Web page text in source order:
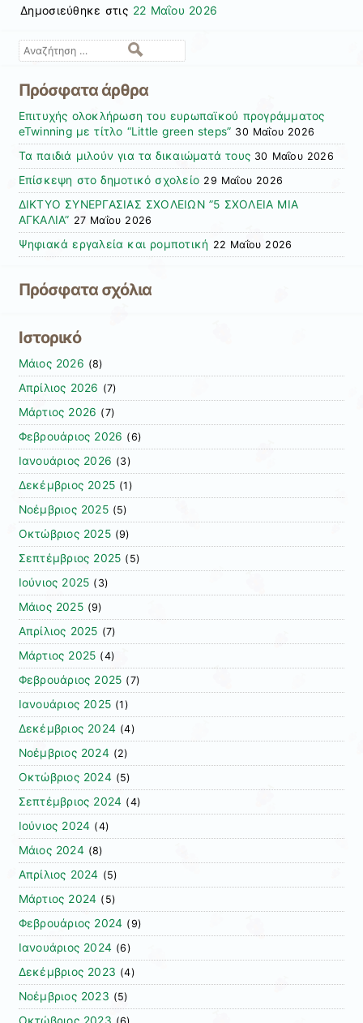
Δημοσιεύθηκε στις 22 Μαΐου 2026
Αναζήτηση
Πρόσφατα άρθρα
Επιτυχής ολοκλήρωση του ευρωπαϊκού προγράμματος
eTwinning με τίτλο “Little green steps” 30 Μαΐου 2026
Τα παιδιά μιλούν για τα δικαιώματά τους 30 Μαΐου 2026
Επίσκεψη στο δημοτικό σχολείο 29 Μαΐου 2026
ΔΙΚΤΥΟ ΣΥΝΕΡΓΑΣΙΑΣ ΣΧΟΛΕΙΩΝ ”5 ΣΧΟΛΕΙΑ ΜΙΑ
ΑΓΚΑΛΙΑ” 27 Μαΐου 2026
Ψηφιακά εργαλεία και ρομποτική 22 Μαΐου 2026
Πρόσφατα σχόλια
Ιστορικό
Μάιος 2026 (8)
Απρίλιος 2026 (7)
Μάρτιος 2026 (7)
Φεβρουάριος 2026 (6)
Ιανουάριος 2026 (3)
Δεκέμβριος 2025 (1)
Νοέμβριος 2025(5)
Οκτώβριος 2025(9)
Σεπτέμβριος 2025 (5)
Ιούνιος 2025 (3)
Μάιος 2025(9)
Απρίλιος 2025 (7)
Μάρτιος 2025 (4)
Φεβρουάριος 2025 (7)
Ιανουάριος 2025 (1)
Δεκέμβριος 2024 (4)
Νοέμβριος 2024 (2)
Οκτώβριος 2024 (5)
Σεπτέμβριος 2024 (4)
Ιούνιος 2024 (4)
Μάιος 2024 (8)
Απρίλιος 2024 (5)
Μάρτιος 2024 (5)
Φεβρουάριος 2024 (9)
Ιανουάριος 2024 (6)
Δεκέμβριος 2023 (4)
Νοέμβριος 2023 (5)